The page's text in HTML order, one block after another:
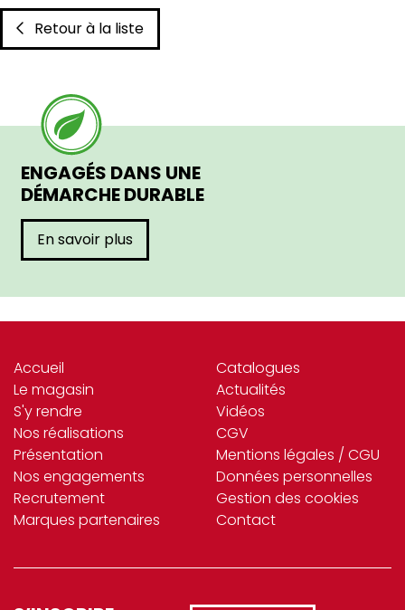
Retour à la liste
ENGAGÉS DANS UNE
DÉMARCHE DURABLE
En savoir plus
Accueil
Le magasin
S'y rendre
Nos réalisations
Présentation
Nos engagements
Recrutement
Marques partenaires
Catalogues
Actualités
Vidéos
CGV
Mentions légales / CGU
Données personnelles
Gestion des cookies
Contact